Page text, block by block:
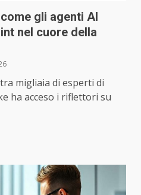
gli agenti AI
nel cuore della
tra migliaia di esperti di
ha acceso i riflettori su